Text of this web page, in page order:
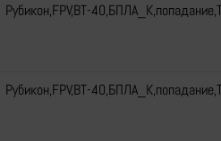
Рубикон,FPV,ВТ-
Рубикон,FPV,ВТ-